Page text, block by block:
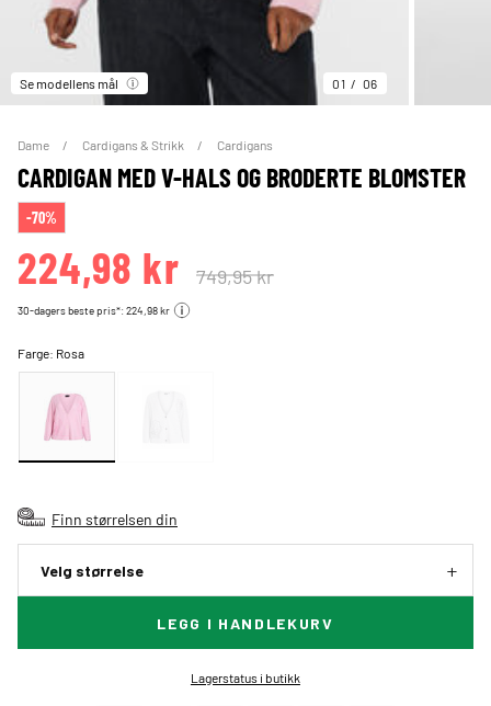
Se modellens mål 01 06
Dame Cardigans & Strikk Cardigans
CARDIGAN MED V-HALS OG BRODERTE BLOMSTER
-70%
224,98 kr 749,95 kr
30-dagers beste pris*: 224,98 kr
Farge: Rosa
Finn størrelsen din
Velg størrelse
LEGG I HANDLEKURV
Lagerstatus i butikk